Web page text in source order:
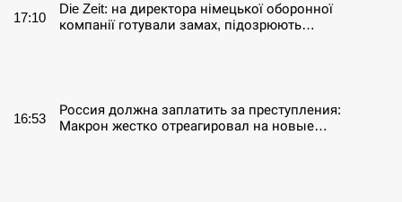
17:10
Die Zeit: на директора німецької оборонної
компанії готували замах, підозрюють…
16:53
Россия должна заплатить за преступления:
Макрон жестко отреагировал на новые…